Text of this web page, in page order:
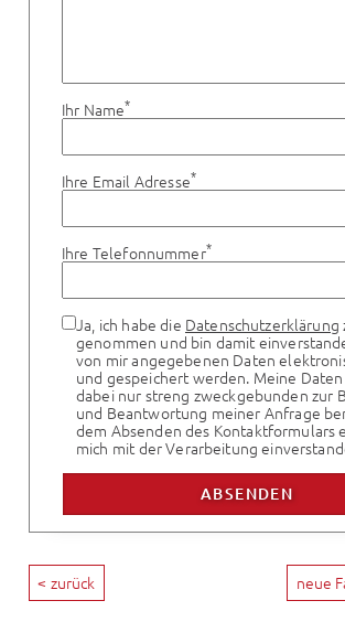
Ihr Name*
Ihre Email Adresse*
Ihre Telefonnummer*
Ja, ich habe die Datenschutzerklärung
genommen und bin damit
von mir angegebenen Daten
und gespeichert werden. Meine
dabei nur streng zweckgebunden zur
und Beantwortung meiner Anfrage
dem Absenden des Kontaktformulars
mich mit der Verarbeitung
< zurück neue